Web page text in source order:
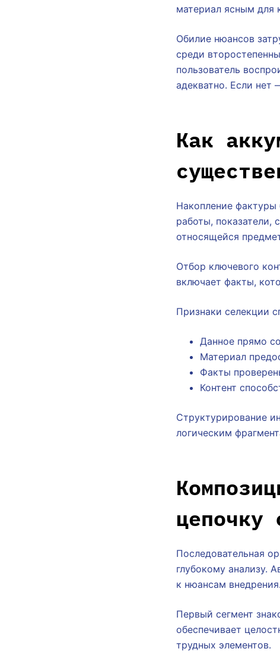
материал ясным для
Обилие нюансов
среди
пользователь
адекватно. Если нет
Как
Накопление фактуры
работы, показатели,
относящейся
Отбор ключевого
включает факты,
Признаки селекции
Данное прямо
Материал
Факты
Контент
Структурирование
логическим
цепочку
Последовательная
глубокому анализу.
к нюансам внедрения.
Первый сегмент
обеспечивает
трудных элементов.